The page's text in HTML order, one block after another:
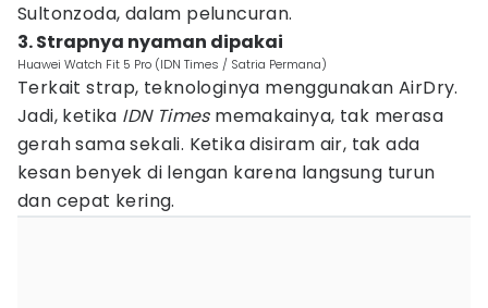
Sultonzoda, dalam peluncuran.
3. Strapnya nyaman dipakai
Huawei Watch Fit 5 Pro (IDN Times / Satria Permana)
Terkait strap, teknologinya menggunakan AirDry.
Jadi, ketika IDN Times memakainya, tak merasa
gerah sama sekali. Ketika disiram air, tak ada
kesan benyek di lengan karena langsung turun
dan cepat kering.